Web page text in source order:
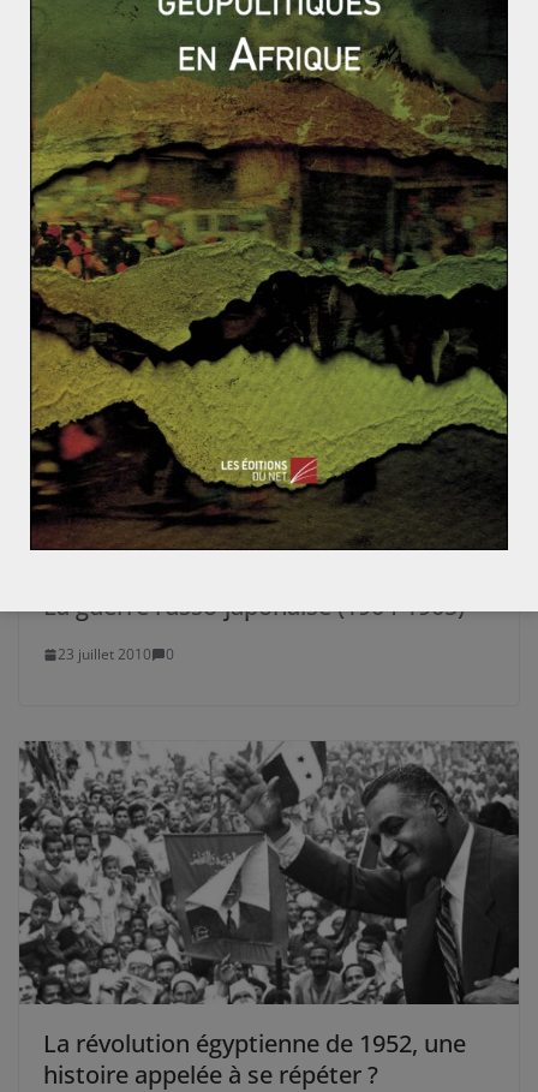
performances de l’économie deviennent supérieures à ses
concurrents, l’inflation est jugulée, la balance commerciale
devient excédentaire. La France pouvait entrer dans l’ère
gaullienne.
La révolution de jasmin n’est pas morte. Vive la révol
ution.
Sixième Sommet des Amériques : rien de nouveau
Le Printemps de Prague
4 juin 2010
La guerre russo-japonaise (1904-1905)
23 juillet 2010 0
La révolution égyptienne de 1952, une
histoire appelée à se répéter ?